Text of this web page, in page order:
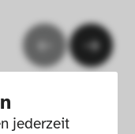
jederzeit